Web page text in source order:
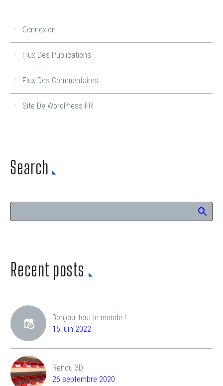
Connexion
Flux Des Publications
Flux Des Commentaires
Site De WordPress-FR
Search
Recent posts
Bonjour tout le monde !
15 juin 2022
Rendu 3D
26 septembre 2020